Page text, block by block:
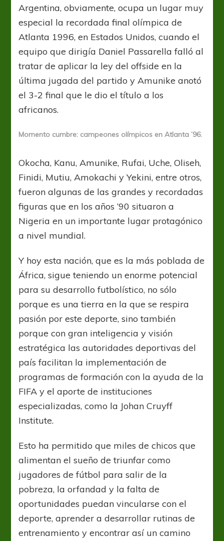
Argentina, obviamente, ocupa un lugar muy
especial la recordada final olímpica de
Atlanta 1996, en Estados Unidos, cuando el
equipo que dirigía Daniel Passarella falló al
tratar de aplicar la ley del offside en la
última jugada del partido y Amunike anotó
el 3-2 final que le dio el título a los
africanos.
Momento cumbre: campeones olímpicos en Atlanta ’96.
Okocha, Kanu, Amunike, Rufai, Uche, Oliseh,
Finidi, Mutiu, Amokachi y Yekini, entre otros,
fueron algunas de las grandes y recordadas
figuras que en los años ’90 situaron a
Nigeria en un importante lugar protagónico
a nivel mundial.
Y hoy esta nación, que es la más poblada de
África, sigue teniendo un enorme potencial
para su desarrollo futbolístico, no sólo
porque es una tierra en la que se respira
pasión por este deporte, sino también
porque con gran inteligencia y visión
estratégica las autoridades deportivas del
país facilitan la implementación de
programas de formación con la ayuda de la
FIFA y el aporte de instituciones
especializadas, como la Johan Cruyff
Institute.
Esto ha permitido que miles de chicos que
alimentan el sueño de triunfar como
jugadores de fútbol para salir de la
pobreza, la orfandad y la falta de
oportunidades puedan vincularse con el
deporte, aprender a desarrollar rutinas de
entrenamiento y encontrar así un camino